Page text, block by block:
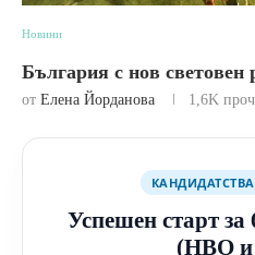
Новини
България с нов световен
от Елена Йорданова 1,6K
Успешен старт за
(НВО